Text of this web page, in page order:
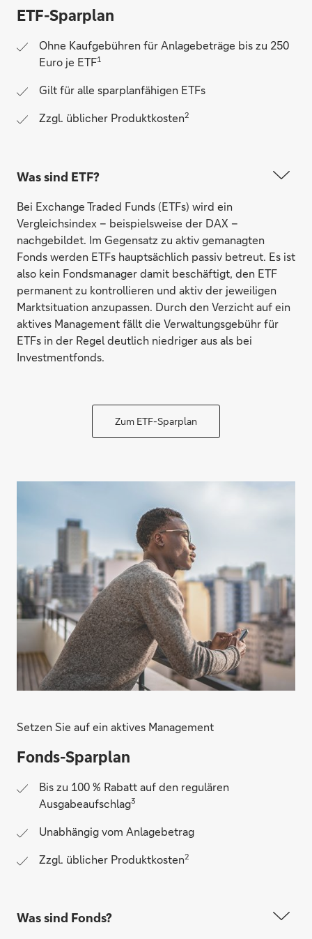
ETF-Sparplan
Ohne Kaufgebühren für Anlagebeträge bis zu 250
Euro je ETF1
Gilt für alle sparplanfähigen ETFs
Zzgl. üblicher Produktkosten2
Was sind ETF?
Bei Exchange Traded Funds (ETFs) wird ein
Vergleichsindex – beispielsweise der DAX –
nachgebildet. Im Gegensatz zu aktiv gemanagten
Fonds werden ETFs hauptsächlich passiv betreut. Es ist
also kein Fondsmanager damit beschäftigt, den ETF
permanent zu kontrollieren und aktiv der jeweiligen
Marktsituation anzupassen. Durch den Verzicht auf ein
aktives Management fällt die Verwaltungsgebühr für
ETFs in der Regel deutlich niedriger aus als bei
Investmentfonds.
Zum ETF-Sparplan
Setzen Sie auf ein aktives Management
Fonds-Sparplan
Bis zu 100 % Rabatt auf den regulären
Ausgabeaufschlag3
Unabhängig vom Anlagebetrag
Zzgl. üblicher Produktkosten2
Was sind Fonds?